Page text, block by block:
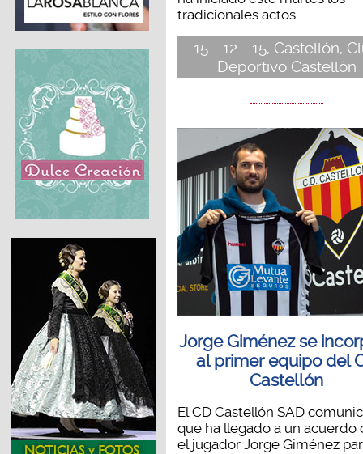
tradicionales actos...
15 - 12 - 15, Castellón,
Deportivo Castellón
Jorge Giménez se
al primer equipo del
Castellón
El CD Castellón SAD
que ha llegado a un acuerdo
el jugador Jorge Giménez